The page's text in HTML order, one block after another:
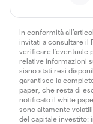
In conformità
invitati a consultare il
verificare l’eventuale
relative informazioni
siano stati resi
garantisce la
paper, che resta di
notificato il white
sono altamente
del capitale investito: